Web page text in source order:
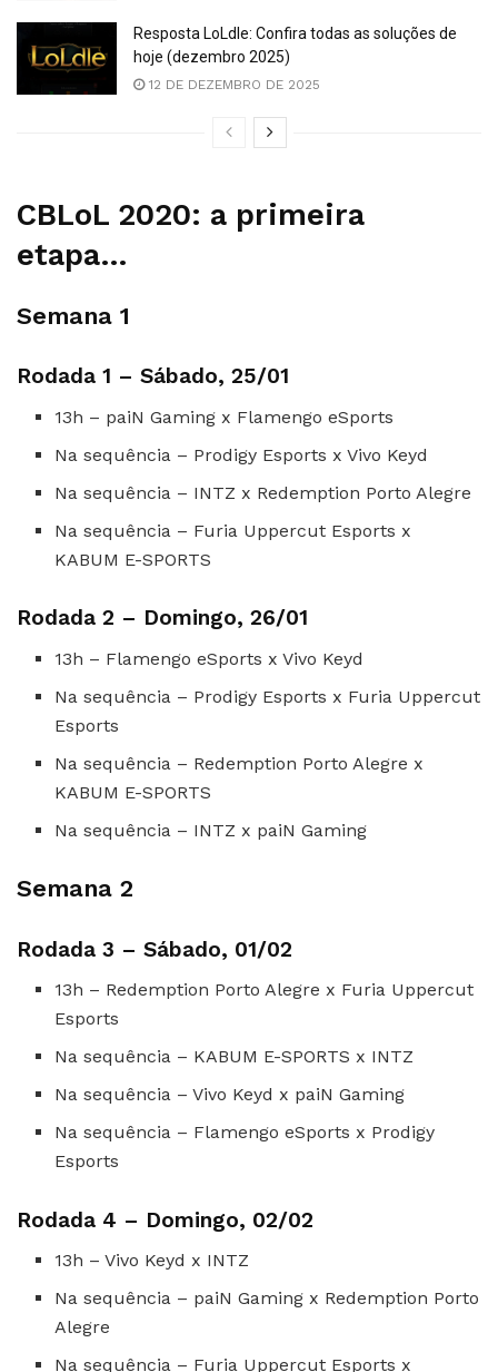
Resposta LoLdle: Confira todas as soluções de
hoje (dezembro 2025)
12 DE DEZEMBRO DE 2025
CBLoL 2020: a primeira
etapa…
Semana 1
Rodada 1 – Sábado, 25/01
13h – paiN Gaming x Flamengo eSports
Na sequência – Prodigy Esports x Vivo Keyd
Na sequência – INTZ x Redemption Porto Alegre
Na sequência – Furia Uppercut Esports x
KABUM E-SPORTS
Rodada 2 – Domingo, 26/01
13h – Flamengo eSports x Vivo Keyd
Na sequência – Prodigy Esports x Furia Uppercut
Esports
Na sequência – Redemption Porto Alegre x
KABUM E-SPORTS
Na sequência – INTZ x paiN Gaming
Semana 2
Rodada 3 – Sábado, 01/02
13h – Redemption Porto Alegre x Furia Uppercut
Esports
Na sequência – KABUM E-SPORTS x INTZ
Na sequência – Vivo Keyd x paiN Gaming
Na sequência – Flamengo eSports x Prodigy
Esports
Rodada 4 – Domingo, 02/02
13h – Vivo Keyd x INTZ
Na sequência – paiN Gaming x Redemption Porto
Alegre
Na sequência – Furia Uppercut Esports x